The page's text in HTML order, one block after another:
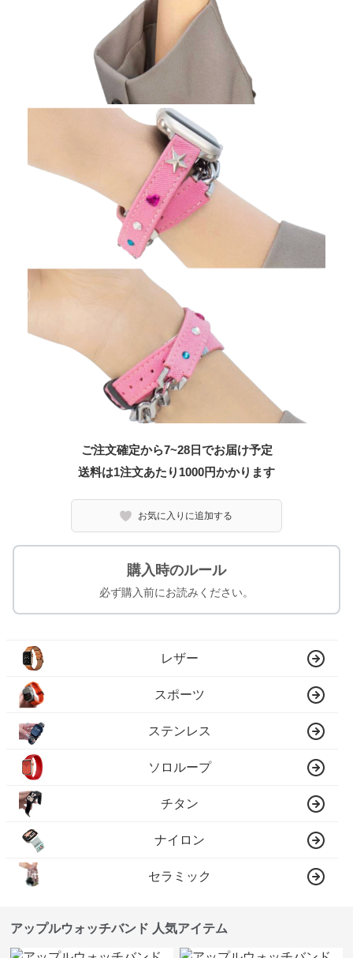
ご注文確定から7~28日でお届け予定
送料は1注文あたり 1000円かかります
お気に入りに追加する
購入時のルール
必ず購入前にお読みください。
レザー
スポーツ
ステンレス
ソロループ
チタン
ナイロン
セラミック
アップルウォッチバンド 人気アイテム